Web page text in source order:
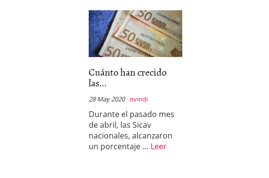
Los fondos de inversión en España
de 450.889 millones de euros
Cuánto han crecido
las...
28 May 2020 nvindi
Durante el pasado mes
de abril, las Sicav
nacionales, alcanzaron
un porcentaje … Leer